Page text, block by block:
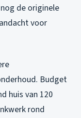
de originele
voor
Budget
huis van 120
rond